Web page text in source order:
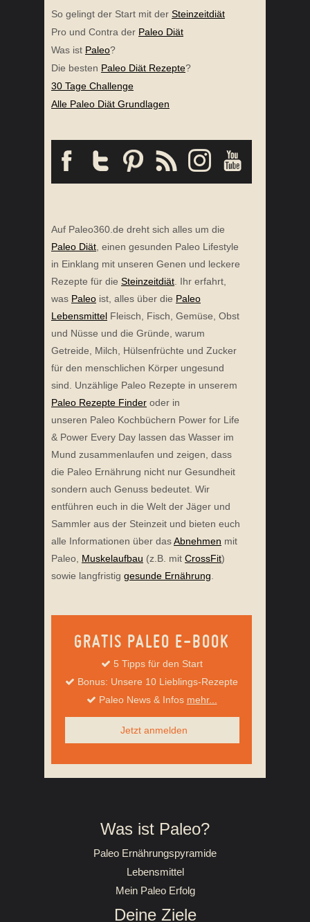
So gelingt der Start mit der Steinzeitdiät
Pro und Contra der Paleo Diät
Was ist Paleo?
Die besten Paleo Diät Rezepte?
30 Tage Challenge
Alle Paleo Diät Grundlagen
Auf Paleo360.de dreht sich alles um die
Paleo Diät , einen gesunden Paleo Lifestyle
in Einklang mit unseren Genen und leckere
Rezepte für die Steinzeitdiät . Ihr erfahrt,
was Paleo ist, alles über die Paleo
Lebensmittel Fleisch, Fisch, Gemüse, Obst
und Nüsse und die Gründe, warum
Getreide, Milch, Hülsenfrüchte und Zucker
für den menschlichen Körper ungesund
sind. Unzählige Paleo Rezepte in unserem
Paleo Rezepte Finder oder in
unseren Paleo Kochbüchern Power for Life
& Power Every Day lassen das Wasser im
Mund zusammenlaufen und zeigen, dass
die Paleo Ernährung nicht nur Gesundheit
sondern auch Genuss bedeutet. Wir
entführen euch in die Welt der Jäger und
Sammler aus der Steinzeit und bieten euch
alle Informationen über dasAbnehmen mit
Paleo, Muskelaufbau (z.B. mit CrossFit)
sowie langfristig gesunde Ernährung
GRATIS PALEO E-BOOK
5 Tipps für den Start
Bonus: Unsere 10 Lieblings-Rezepte
Paleo News & Infos mehr...
Jetzt anmelden
Was ist Paleo?
Paleo Ernährungspyramide
Lebensmittel
Mein Paleo Erfolg
Deine Ziele